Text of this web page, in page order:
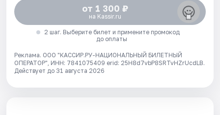
от 1 300 ₽
на Kassir.ru
2 шаг. Выберите билет и примените промокод
до оплаты
Реклама. ООО "КАССИР.РУ-НАЦИОНАЛЬНЫЙ БИЛЕТНЫЙ
ОПЕРАТОР", ИНН: 7841075409 erid: 25H8d7vbP8SRTvHZrUcdLB.
Действует до 31 августа 2026